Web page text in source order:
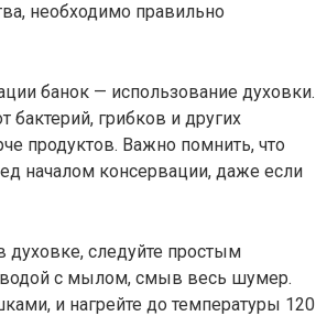
необходимо правильно
банок — использование духовки.
грибков и других
продуктов. Важно помнить, что
началом консервации, даже если
духовке, следуйте простым
водой с мылом, смыв весь шумер.
и нагрейте до температуры 120